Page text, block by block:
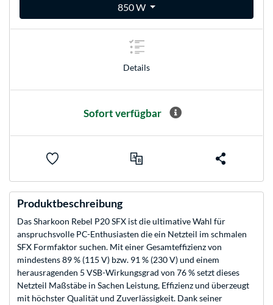
850 W
Details
Sofort verfügbar
Produktbeschreibung
Das Sharkoon Rebel P20 SFX ist die ultimative Wahl für
anspruchsvolle PC-Enthusiasten die ein Netzteil im schmalen
SFX Formfaktor suchen. Mit einer Gesamteffizienz von
mindestens 89 % (115 V) bzw. 91 % (230 V) und einem
herausragenden 5 VSB-Wirkungsgrad von 76 % setzt dieses
Netzteil Maßstäbe in Sachen Leistung, Effizienz und überzeugt
mit höchster Qualität und Zuverlässigkeit. Dank seiner